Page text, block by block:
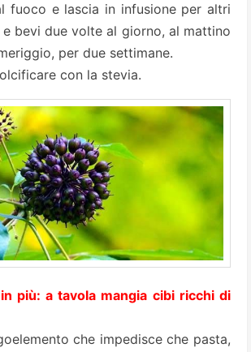
fuoco e lascia in infusione per altri
bevi due volte al giorno, al mattino
per due settimane.
con la stevia.
più: a tavola mangia cibi ricchi di
che impedisce che pasta,